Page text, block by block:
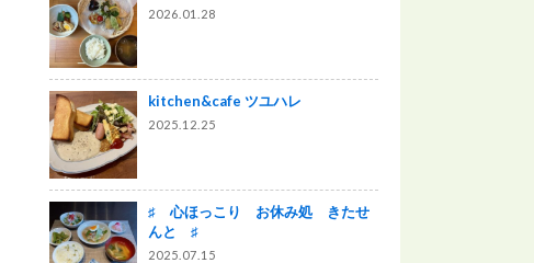
2026.01.28
kitchen&cafe ツユハレ
2025.12.25
♯ 心ほっこり お休み処 きたせ
んと ♯
2025.07.15